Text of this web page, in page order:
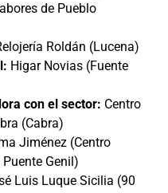
de Pueblo
Roldán (Lucena)
Higar Novias (Fuente
con el sector: Centro
(Cabra)
Jiménez (Centro
Genil)
Luis Luque Sicilia (90